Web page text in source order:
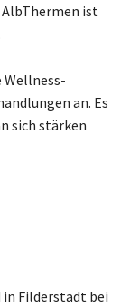
AlbThermen ist
Wellness-
an. Es
sich stärken
in Filderstadt bei